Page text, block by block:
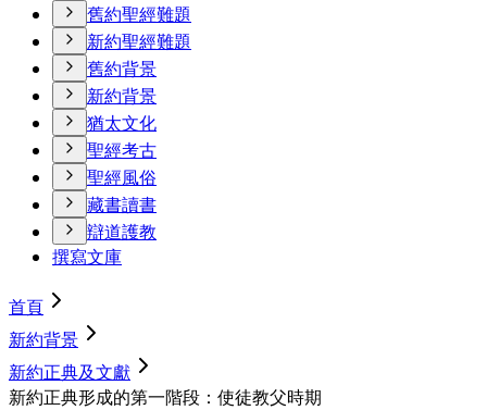
舊約聖經難題
新約聖經難題
舊約背景
新約背景
猶太文化
聖經考古
聖經風俗
藏書讀書
辯道護教
撰寫文庫
首頁
新約背景
新約正典及文獻
新約正典形成的第一階段：使徒教父時期